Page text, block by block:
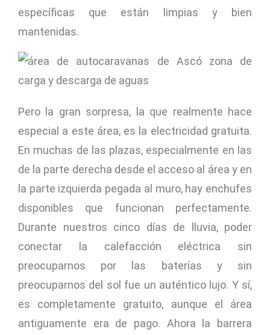
específicas que están limpias y bien
mantenidas.
Pero la gran sorpresa, la que realmente hace
especial a este área, es la electricidad gratuita.
En muchas de las plazas, especialmente en las
de la parte derecha desde el acceso al área y en
la parte izquierda pegada al muro, hay enchufes
disponibles que funcionan perfectamente.
Durante nuestros cinco días de lluvia, poder
conectar la calefacción eléctrica sin
preocuparnos por las baterías y sin
preocuparnos del sol fue un auténtico lujo. Y sí,
es completamente gratuito, aunque el área
antiguamente era de pago. Ahora la barrera